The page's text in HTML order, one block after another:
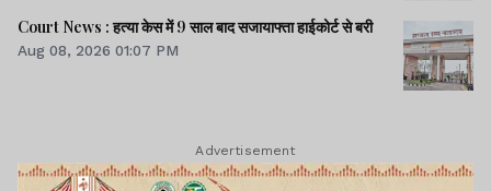
Court News : हत्या केस में 9 साल बाद सजायाफ्ता हाईकोर्ट से बरी
Aug 08, 2026 01:07 PM
Advertisement